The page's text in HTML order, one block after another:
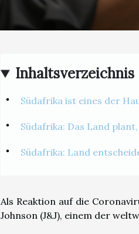
Inhaltsverzeichnis
Südafrika ist eines der
Südafrika: Das Land
Südafrika: Land
Als Reaktion auf die
Johnson (J&J), einem der